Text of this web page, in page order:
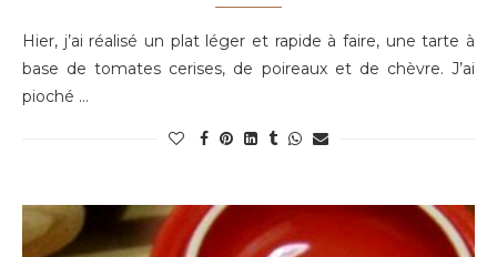
Hier, j’ai réalisé un plat léger et rapide à faire, une tarte à
base de tomates cerises, de poireaux et de chèvre. J’ai
pioché …